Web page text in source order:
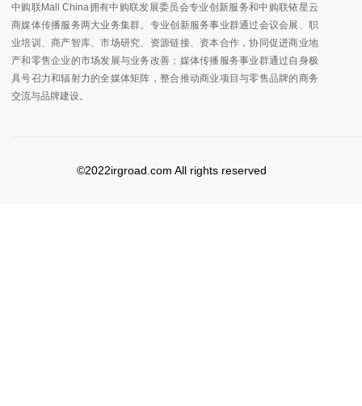
中购联Mall China拥有中购联发展委员会专业创新服务和中购联铱星云
商媒体传播服务两大业务集群。专业创新服务事业群通过会议会展、职
业培训、商产智库、市场研究、资源链接、资本合作，协同促进商业地
产和零售企业的市场发展与业务改善；媒体传播服务事业群通过自身极
具号召力和辐射力的全媒体矩阵，整合推动商业项目与零售品牌的商务
交流与品牌建设。
©2022irgroad.com All rights reserved